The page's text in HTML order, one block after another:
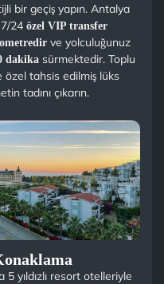
bir geçiş yapın. Antalya
7/24özel VIP transfer
ve yolculuğunuz
dakika sürmektedir. Toplu
özel tahsis edilmiş lüks
tadını çıkarın.
5 yıldızlı resort otelleriyle